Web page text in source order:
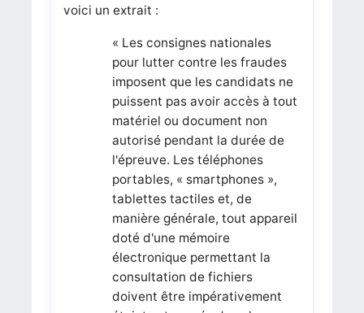
voici un extrait :
« Les consignes nationales
pour lutter contre les fraudes
imposent que les candidats ne
puissent pas avoir accès à tout
matériel ou document non
autorisé pendant la durée de
l'épreuve. Les téléphones
portables, « smartphones »,
tablettes tactiles et, de
manière générale, tout appareil
doté d'une mémoire
électronique permettant la
consultation de fichiers
doivent être impérativement